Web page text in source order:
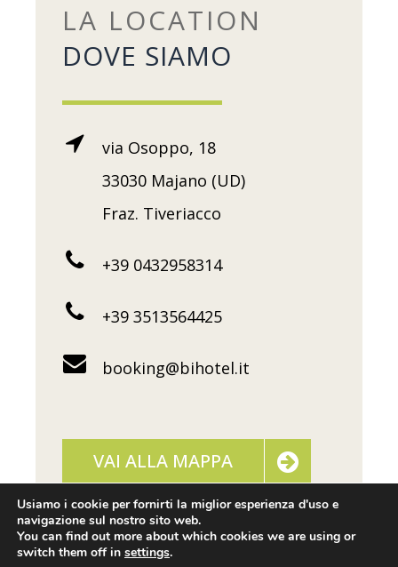
LA LOCATION
DOVE SIAMO
via Osoppo, 18
33030 Majano (UD)
Fraz. Tiveriacco
+39 0432958314
+39 3513564425
booking@bihotel.it
VAI ALLA MAPPA
Usiamo i cookie per fornirti la miglior esperienza d'uso e
navigazione sul nostro sito web.
You can find out more about which cookies we are using or
switch them off in settings.